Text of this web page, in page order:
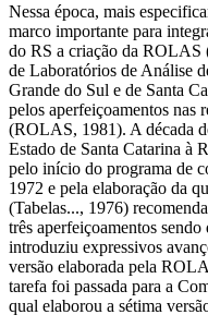
Nessa época, mais
marco importante para
do RS a criação da ROLAS
de Laboratórios de Análise
Grande do Sul e de Santa
pelos aperfeiçoamentos nas
(ROLAS, 1981). A década
Estado de Santa Catarina à
pelo início do programa de
1972 e pela elaboração da
(Tabelas..., 1976)
três aperfeiçoamentos
introduziu expressivos
versão elaborada pela
tarefa foi passada para a
qual elaborou a sétima